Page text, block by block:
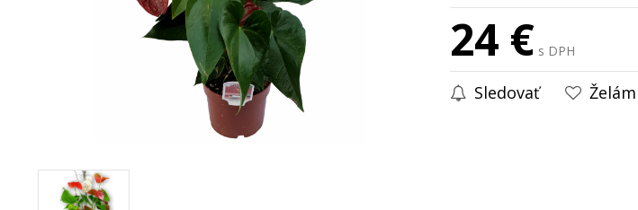
24 € s DPH
Sledovať